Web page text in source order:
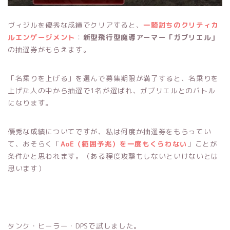
ヴィジルを優秀な成績でクリアすると、一騎討ちのクリティカ
ルエンゲージメント ： 新型飛行型魔導アーマー「ガブリエル」
の抽選券がもらえます。
「名乗りを上げる」を選んで募集期限が満了すると、名乗りを
上げた人の中から抽選で1名が選ばれ、ガブリエルとのバトル
になります。
優秀な成績についてですが、私は何度か抽選券をもらってい
て、おそらく「AoE（範囲予兆）を一度もくらわない 」ことが
条件かと思われます。（ある程度攻撃もしないといけないとは
思います）
タンク・ヒーラー・DPSで試しました。